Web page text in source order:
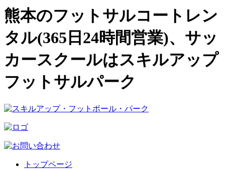
熊本のフットサルコートレン
タル(365日24時間営業)、サッ
カースクールはスキルアップ
フットサルパーク
トップページ